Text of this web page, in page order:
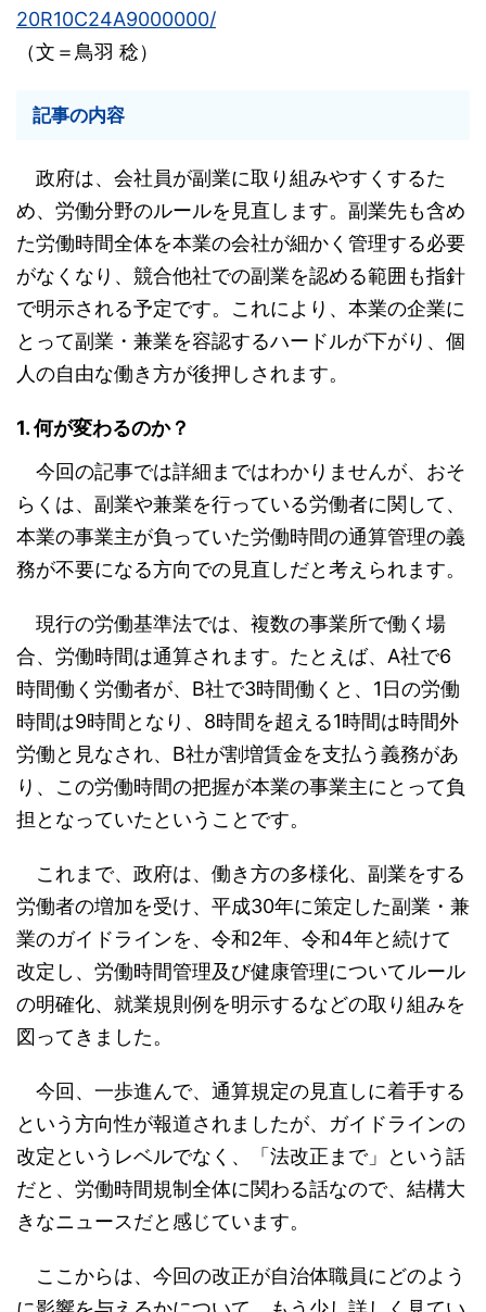
20R10C24A9000000/
（文＝鳥羽 稔）
記事の内容
政府は、会社員が副業に取り組みやすくするた
め、労働分野のルールを見直します。副業先も含め
た労働時間全体を本業の会社が細かく管理する必要
がなくなり、競合他社での副業を認める範囲も指針
で明示される予定です。これにより、本業の企業に
とって副業・兼業を容認するハードルが下がり、個
人の自由な働き方が後押しされます。
1. 何が変わるのか？
今回の記事では詳細まではわかりませんが、おそ
らくは、副業や兼業を行っている労働者に関して、
本業の事業主が負っていた労働時間の通算管理の義
務が不要になる方向での見直しだと考えられます。
現行の労働基準法では、複数の事業所で働く場
合、労働時間は通算されます。たとえば、A社で6
時間働く労働者が、B社で3時間働くと、1日の労働
時間は9時間となり、8時間を超える1時間は時間外
労働と見なされ、B社が割増賃金を支払う義務があ
り、この労働時間の把握が本業の事業主にとって負
担となっていたということです。
これまで、政府は、働き方の多様化、副業をする
労働者の増加を受け、平成30年に策定した副業・兼
業のガイドラインを、令和2年、令和4年と続けて
改定し、労働時間管理及び健康管理についてルール
の明確化、就業規則例を明示するなどの取り組みを
図ってきました。
今回、一歩進んで、通算規定の見直しに着手する
という方向性が報道されましたが、ガイドラインの
改定というレベルでなく、「法改正まで」という話
だと、労働時間規制全体に関わる話なので、結構大
きなニュースだと感じています。
ここからは、今回の改正が自治体職員にどのよう